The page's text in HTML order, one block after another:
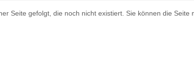
Seite gefolgt, die noch nicht existiert. Sie können die Seite